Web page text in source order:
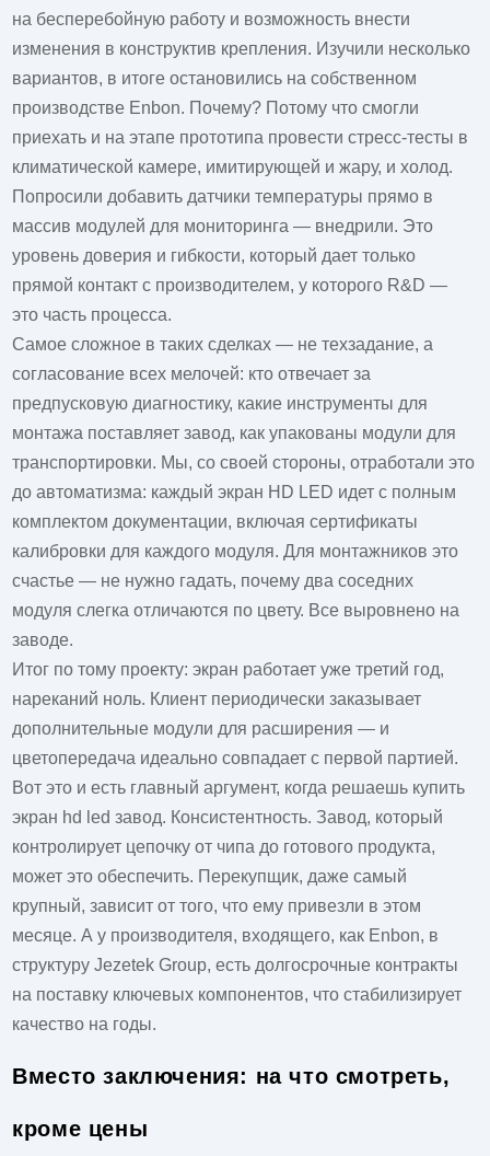
на бесперебойную работу и возможность внести
изменения в конструктив крепления. Изучили несколько
вариантов, в итоге остановились на собственном
производстве Enbon. Почему? Потому что смогли
приехать и на этапе прототипа провести стресс-тесты в
климатической камере, имитирующей и жару, и холод.
Попросили добавить датчики температуры прямо в
массив модулей для мониторинга — внедрили. Это
уровень доверия и гибкости, который дает только
прямой контакт с производителем, у которого R&D —
это часть процесса.
Самое сложное в таких сделках — не техзадание, а
согласование всех мелочей: кто отвечает за
предпусковую диагностику, какие инструменты для
монтажа поставляет завод, как упакованы модули для
транспортировки. Мы, со своей стороны, отработали это
до автоматизма: каждый экран HD LED идет с полным
комплектом документации, включая сертификаты
калибровки для каждого модуля. Для монтажников это
счастье — не нужно гадать, почему два соседних
модуля слегка отличаются по цвету. Все выровнено на
заводе.
Итог по тому проекту: экран работает уже третий год,
нареканий ноль. Клиент периодически заказывает
дополнительные модули для расширения — и
цветопередача идеально совпадает с первой партией.
Вот это и есть главный аргумент, когда решаешь купить
экран hd led завод. Консистентность. Завод, который
контролирует цепочку от чипа до готового продукта,
может это обеспечить. Перекупщик, даже самый
крупный, зависит от того, что ему привезли в этом
месяце. А у производителя, входящего, как Enbon, в
структуру Jezetek Group, есть долгосрочные контракты
на поставку ключевых компонентов, что стабилизирует
качество на годы.
Вместо заключения: на что смотреть,
кроме цены